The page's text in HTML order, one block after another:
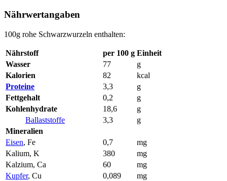
Nährwertangaben
100g rohe Schwarzwurzeln enthalten:
Nährstoff per 100 g Einheit
Wasser
77
g
Kalorien
82
kcal
Proteine
3,3
g
Fettgehalt
0,2
g
Kohlenhydrate
18,6
g
Ballaststoffe
3,3
g
Mineralien
Eisen, Fe 0,7
mg
Kalium, K
380
mg
Kalzium, Ca
60
mg
Kupfer, Cu 0,089 mg